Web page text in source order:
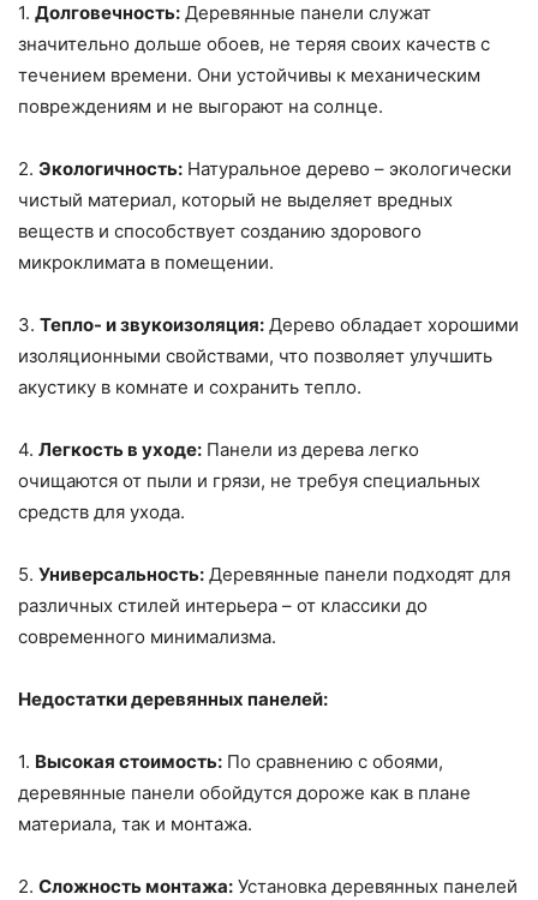
1. Долговечность: Деревянные панели служат
значительно дольше обоев, не теряя своих качеств с
течением времени. Они устойчивы к механическим
повреждениям и не выгорают на солнце.
2. Экологичность: Натуральное дерево – экологически
чистый материал, который не выделяет вредных
веществ и способствует созданию здорового
микроклимата в помещении.
3. Тепло- и звукоизоляция: Дерево обладает хорошими
изоляционными свойствами, что позволяет улучшить
акустику в комнате и сохранить тепло.
4. Легкость в уходе: Панели из дерева легко
очищаются от пыли и грязи, не требуя специальных
средств для ухода.
5. Универсальность: Деревянные панели подходят для
различных стилей интерьера – от классики до
современного минимализма.
Недостатки деревянных панелей:
1. Высокая стоимость: По сравнению с обоями,
деревянные панели обойдутся дороже как в плане
материала, так и монтажа.
2. Сложность монтажа: Установка деревянных панелей